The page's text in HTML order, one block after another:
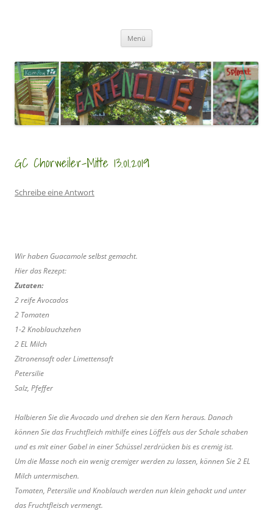
Menü
GC Chorweiler-Mitte 13.01.2019
Schreibe eine Antwort
Wir haben Guacamole selbst gemacht.
Hier das Rezept:
Zutaten:
2 reife Avocados
2 Tomaten
1-2 Knoblauchzehen
2 EL Milch
Zitronensaft oder Limettensaft
Petersilie
Salz, Pfeffer
Halbieren Sie die Avocado und drehen sie den Kern heraus. Danach
können Sie das Fruchtfleich mithilfe eines Löffels aus der Schale schaben
und es mit einer Gabel in einer Schüssel zerdrücken bis es cremig ist.
Um die Masse noch ein wenig cremiger werden zu lassen, können Sie 2 EL
Milch untermischen.
Tomaten, Petersilie und Knoblauch werden nun klein gehackt und unter
das Fruchtfleisch vermengt.